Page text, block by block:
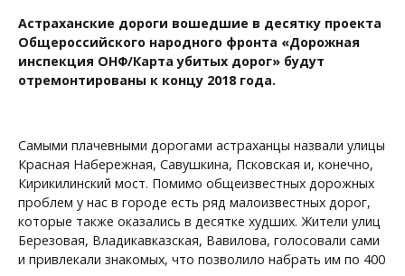
Астраханские дороги вошедшие в десятку проекта
Общероссийского народного фронта «Дорожная
инспекция ОНФ/Карта убитых дорог» будут
отремонтированы к концу 2018 года.
Самыми плачевными дорогами астраханцы назвали улицы
Красная Набережная, Савушкина, Псковская и, конечно,
Кирикилинский мост. Помимо общеизвестных дорожных
проблем у нас в городе есть ряд малоизвестных дорог,
которые также оказались в десятке худших. Жители улиц
Березовая, Владикавказская, Вавилова, голосовали сами
и привлекали знакомых, что позволило набрать им по 400